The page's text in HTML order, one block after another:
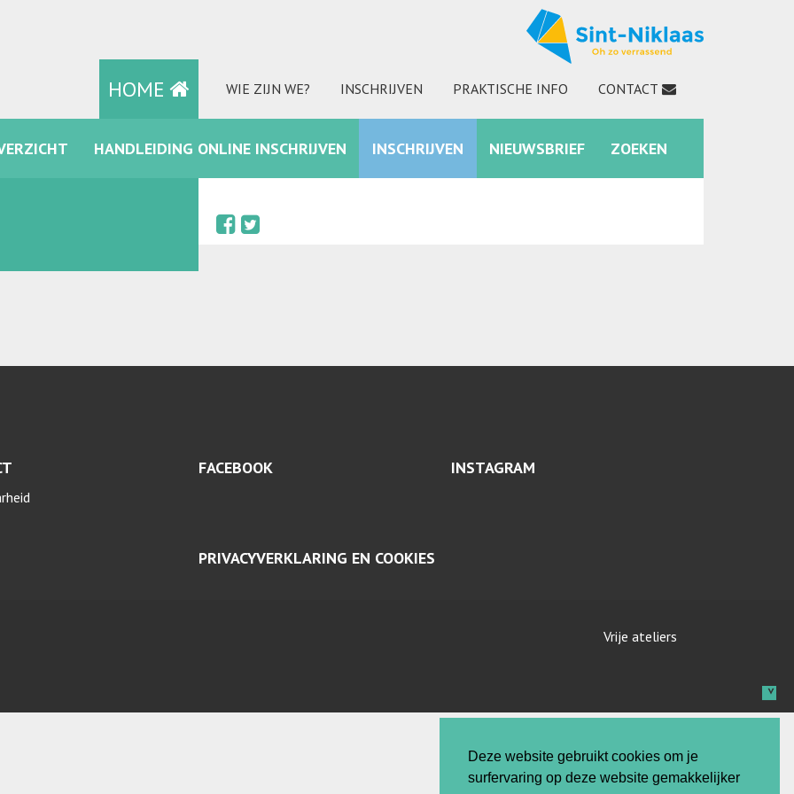
Deze website gebruikt cookies om je
surfervaring op deze website gemakkelijker
HOME WIE ZIJN WE? INSCHRIJVEN PRAKTISCHE INFO CONTACT
FACEBOOK INSTAGRAM ZOEKEN
HANDLEIDING ONLINE INSCHRIJVEN INSCHRIJVEN NIEUWSBRIEF ZOEKEN
FACEBOOK INSTAGRAM
PRIVACYVERKLARING EN COOKIES
Vrije ateliers